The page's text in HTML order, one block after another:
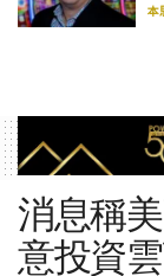
本
消息稱
意投資